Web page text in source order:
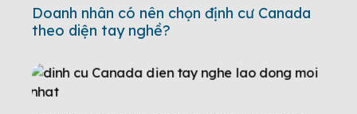
Doanh nhân có nên chọn định cư Canada
theo diện tay nghề?